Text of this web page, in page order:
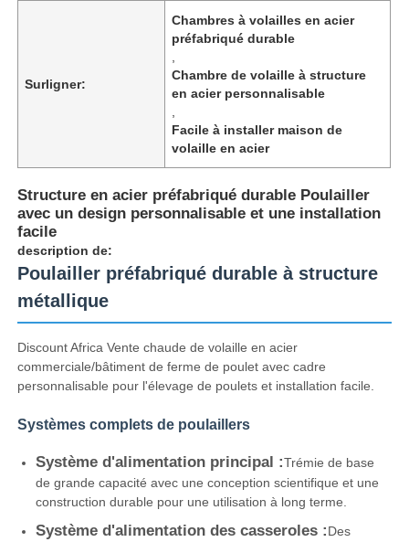
Produits
A propos de nous
Surligner:
Chambres à volailles en acier
préfabriqué durable
Chambre de volaille à structure
en acier personnalisable
Facile à installer maison de
volaille en acier
Structure en acier préfabriqué durable Poulailler
avec un design personnalisable et une installation
facile
description de:
Poulailler préfabriqué durable à structure
métallique
Discount Africa Vente chaude de volaille en acier
commerciale/bâtiment de ferme de poulet avec cadre
personnalisable pour l'élevage de poulets et installation facile.
Systèmes complets de poulaillers
Système d'alimentation principal :Trémie de base
de grande capacité avec une conception scientifique et une
construction durable pour une utilisation à long terme.
Système d'alimentation des casseroles :Des